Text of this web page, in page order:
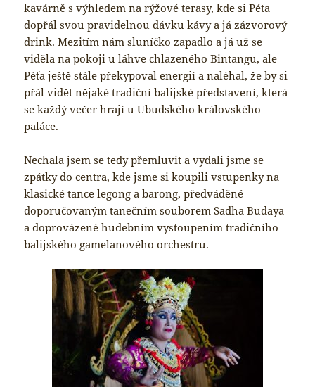
kavárně s výhledem na rýžové terasy, kde si Péťa
dopřál svou pravidelnou dávku kávy a já zázvorový
drink. Mezitím nám sluníčko zapadlo a já už se
viděla na pokoji u láhve chlazeného Bintangu, ale
Péťa ještě stále překypoval energií a naléhal, že by si
přál vidět nějaké tradiční balijské představení, která
se každý večer hrají u Ubudského královského
paláce.
Nechala jsem se tedy přemluvit a vydali jsme se
zpátky do centra, kde jsme si koupili vstupenky na
klasické tance legong a barong, předváděné
doporučovaným tanečním souborem Sadha Budaya
a doprovázené hudebním vystoupením tradičního
balijského gamelanového orchestru.